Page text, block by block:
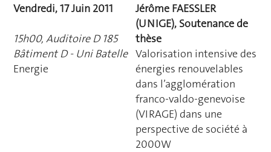
Vendredi, 17 Juin 2011
15h00, Auditoire D 185
Bâtiment D - Uni Batelle
Energie
Jérôme FAESSLER
(UNIGE), Soutenance de
thèse
Valorisation intensive des
énergies renouvelables
dans l’agglomération
franco-valdo-genevoise
(VIRAGE) dans une
perspective de société à
2000W